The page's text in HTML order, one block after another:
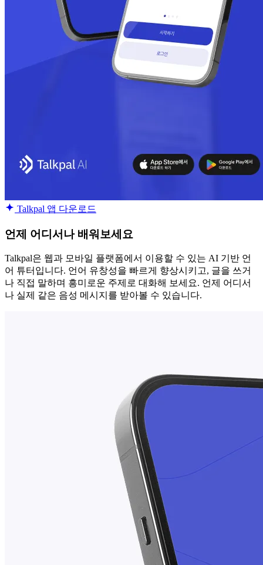
Talkpal 앱 다운로드
언제 어디서나 배워보세요
Talkpal은 웹과 모바일 플랫폼에서 이용할 수 있는 AI 기반 언
어 튜터입니다. 언어 유창성을 빠르게 향상시키고, 글을 쓰거
나 직접 말하며 흥미로운 주제로 대화해 보세요. 언제 어디서
나 실제 같은 음성 메시지를 받아볼 수 있습니다.